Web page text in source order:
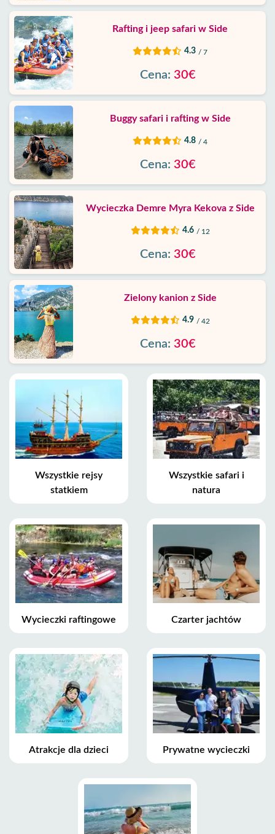
Rafting i jeep safari w Side
4.3 / 7
Cena: 30€
Buggy safari i rafting w Side
4.8 / 4
Cena: 30€
Wycieczka Demre Myra Kekova z Side
4.6 / 12
Cena: 30€
Zielony kanion z Side
4.9 / 42
Cena: 30€
Wszystkie rejsy
statkiem
Wszystkie safari i
natura
Wycieczki raftingowe Czarter jachtów
Atrakcje dla dzieci Prywatne wycieczki